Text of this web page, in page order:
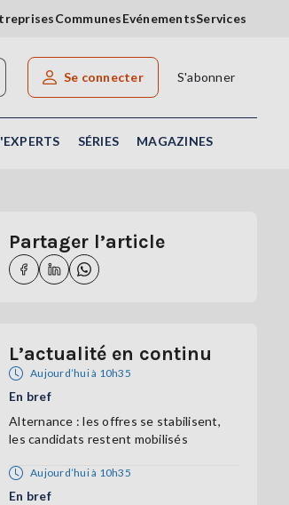
CommunesEvénementsServices
un article
Se connecter S'abonner
SÉRIES MAGAZINES
Partager l’article
L’actualité en continu
Aujourd’hui à 10h35
En bref
Alternance : les offres se stabilisent,
les candidats restent mobilisés
Aujourd’hui à 10h35
En bref